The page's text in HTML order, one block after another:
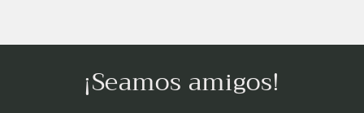
¡Seamos amigos!